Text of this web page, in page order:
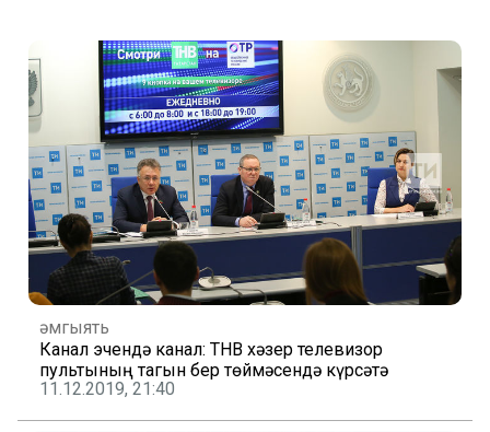
Җәмгыять
Канал эчендә канал: ТНВ хәзер телевизор
пультының тагын бер төймәсендә күрсәтә
11.12.2019, 21:40